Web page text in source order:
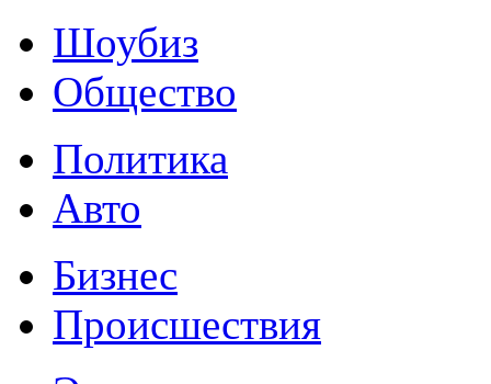
Шоубиз
Общество
Политика
Авто
Бизнес
Происшествия